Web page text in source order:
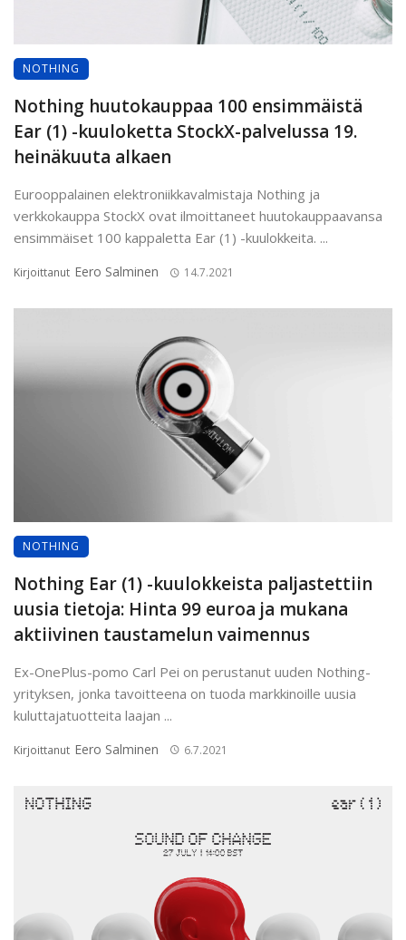
NOTHING
Nothing huutokauppaa 100 ensimmäistä
Ear (1) -kuuloketta StockX-palvelussa 19.
heinäkuuta alkaen
Eurooppalainen elektroniikkavalmistaja Nothing ja
verkkokauppa StockX ovat ilmoittaneet huutokauppaavansa
ensimmäiset 100 kappaletta Ear (1) -kuulokkeita. ...
Kirjoittanut Eero Salminen 14.7.2021
NOTHING
Nothing Ear (1) -kuulokkeista paljastettiin
uusia tietoja: Hinta 99 euroa ja mukana
aktiivinen taustamelun vaimennus
Ex-OnePlus-pomo Carl Pei on perustanut uuden Nothing-
yrityksen, jonka tavoitteena on tuoda markkinoille uusia
kuluttajatuotteita laajan ...
Kirjoittanut Eero Salminen 6.7.2021